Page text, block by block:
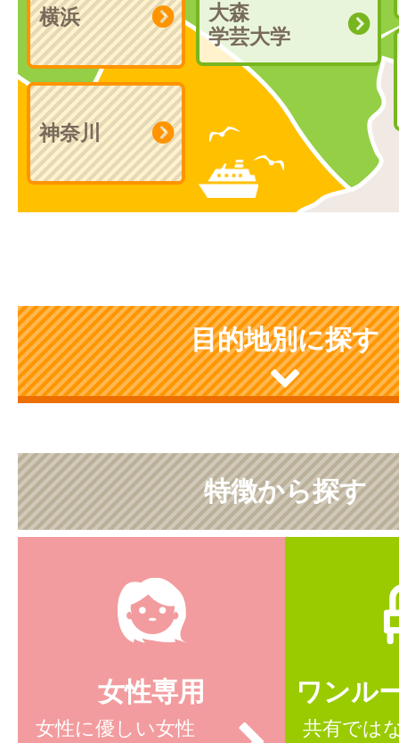
神奈川
大森
学芸大学
横浜
目的地別に探す
特徴から探す
女性専用
女性に優しい女性
ワンル
共有では